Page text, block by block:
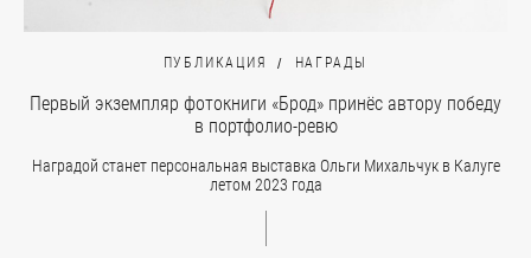
ПУБЛИКАЦИЯ НАГРАДЫ
Первый экземпляр фотокниги «Брод» принёс автору победу
в портфолио-ревю
Наградой станет персональная выставка Ольги Михальчук в Калуге
летом 2023 года